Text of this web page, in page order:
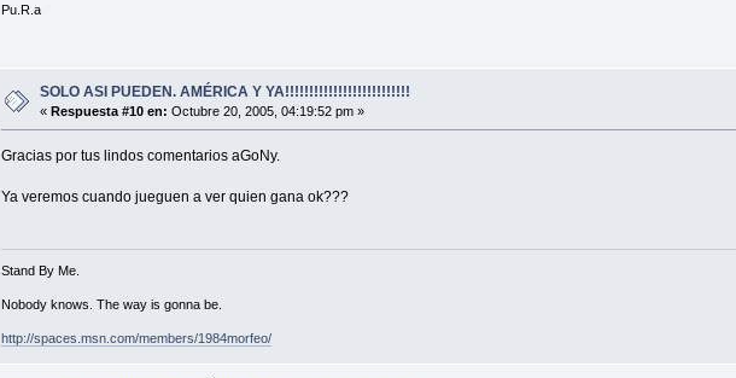
Pu.R.a
SOLO ASI PUEDEN. AMÉRICA Y YA!!!!!!!!!!!!!!!!!!!!!!!!!!
«Respuesta #10 en: Octubre 20, 2005, 04:19:52 pm »
Gracias por tus lindos comentarios aGoNy.
Ya veremos cuando jueguen a ver quien gana ok???
Stand By Me.
Nobody knows. The way is gonna be.
http://spaces.msn.com/members/1984morfeo/